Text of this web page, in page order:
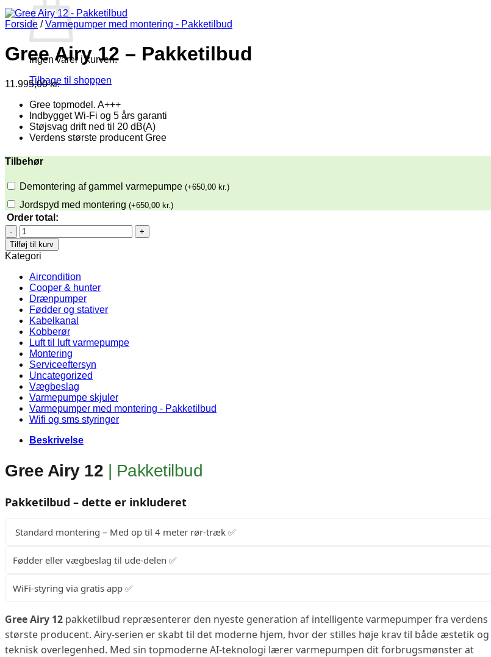
Ingen varer i kurven.
Tilbage til shoppen
Forside / Varmepumper med montering - Pakketilbud
Gree Airy 12 – Pakketilbud
11.995,00kr.
Gree topmodel. A+++
Indbygget Wi-Fi og 5 års garanti
Støjsvag drift ned til 20 dB(A)
Verdens største producent Gree
Tilbehør
Demontering af gammel varmepumpe (+650,00 kr.)
Jordspyd med montering (+650,00 kr.)
Order total:
Gree
Airy
12
-
Pakketilbud
antal
Tilføj til kurv
Kategori
Aircondition
Cooper & hunter
Drænpumper
Fødder og stativer
Kabelkanal
Kobberør
Luft til luft varmepumpe
Montering
Serviceeftersyn
Uncategorized
Vægbeslag
Varmepumpe skjuler
Varmepumper med montering - Pakketilbud
Wifi og sms styringer
Beskrivelse
Gree Airy 12 | Pakketilbud
Pakketilbud – dette er inkluderet
Standard montering – Med op til 4 meter rør-træk ✅
Fødder eller vægbeslag til ude-delen ✅
WiFi-styring via gratis app ✅
Gree Airy 12 pakketilbud repræsenterer den nyeste generation af intelligente varmepumper fra verdens
største producent. Airy-serien er skabt til det moderne hjem, hvor der stilles høje krav til både æstetik og
teknisk overlegenhed. Med sin topmoderne AI-teknologi lærer varmepumpen dit forbrugsmønster at